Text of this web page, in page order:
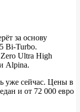
за основу
Bi-Turbo.
Ultra High
Alpina.
уже сейчас. Цены в
и от 72 000 евро